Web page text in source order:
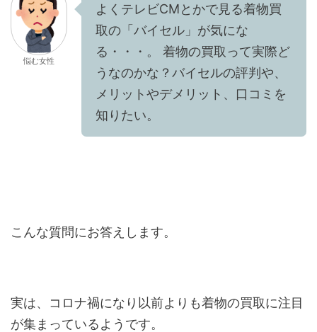
悩む女性
よくテレビCMとかで見る着物買
取の「バイセル」が気にな
る・・・。 着物の買取って実際ど
うなのかな？バイセルの評判や、
メリットやデメリット、口コミを
知りたい。
こんな質問にお答えします。
実は、コロナ禍になり以前よりも着物の買取に注目
が集まっているようです。